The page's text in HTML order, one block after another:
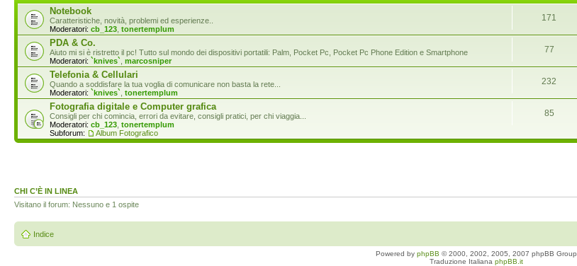
Notebook
Caratteristiche, novità, problemi ed esperienze..
Moderatori: cb_123 tonertemplum
171
PDA & Co.
Aiuto mi si è ristretto il pc! Tutto sul mondo dei dispositivi portatili: Palm, Pocket Pc, Pocket Pc Phone Edition e Smartphone
Moderatori: `knives` marcosniper
77
Telefonia & Cellulari
Quando a soddisfare la tua voglia di comunicare non basta la rete...
Moderatori: `knives` tonertemplum
232
Fotografia digitale e Computer grafica
Consigli per chi comincia, errori da evitare, consigli pratici, per chi viaggia...
Moderatori: cb_123 tonertemplum
Subforum:
Album Fotografico
85
CHI C’È IN LINEA
Visitano il forum: Nessuno e 1 ospite
Indice
Powered by phpBB © 2000, 2002, 2005, 2007 phpBB Group
Traduzione Italiana phpBB.it